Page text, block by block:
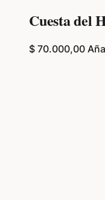
Cuesta del
$ 70.000,00